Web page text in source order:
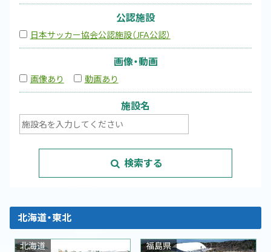
公認施設
日本サッカー協会公認施設（JFA公認）
画像・動画
画像あり 動画あり
施設名
検索する
北海道・東北
北海道 福島県